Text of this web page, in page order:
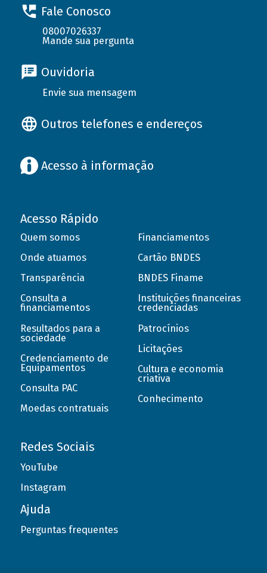
Fale Conosco
08007026337
Mande sua pergunta
Ouvidoria
Envie sua mensagem
Outros telefones e endereços
Acesso à informação
Acesso Rápido
Quem somos
Onde atuamos
Transparência
Consulta a
financiamentos
Resultados para a
sociedade
Credenciamento de
Equipamentos
Consulta PAC
Moedas contratuais
Financiamentos
Cartão BNDES
BNDES Finame
Instituições financeiras
credenciadas
Patrocínios
Licitações
Cultura e economia
criativa
Conhecimento
Redes Sociais
YouTube
Instagram
Ajuda
Perguntas frequentes